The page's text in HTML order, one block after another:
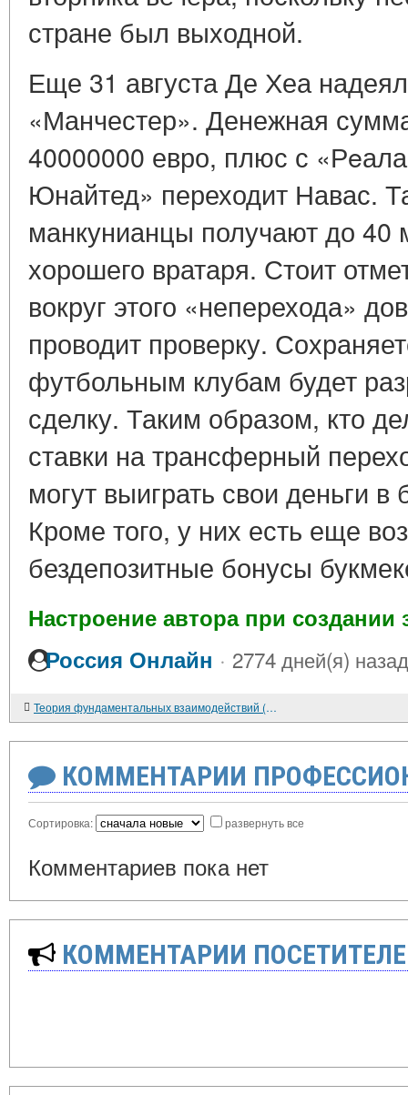
стране был выходной.
Еще 31 августа Де Хеа
«Манчестер». Денежная
40000000 евро, плюс с
Юнайтед» переходит Навас.
манкунианцы получают до
хорошего вратаря. Стоит
вокруг этого «неперехода»
проводит проверку.
футбольным клубам будет
сделку. Таким образом, кто
ставки на трансферный
могут выиграть свои деньги в
Кроме того, у них есть еще
бездепозитные бонусы
Настроение автора при создании
Россия Онлайн · 2774 дней(я) назад
Теория фундаментальных взаимодействий (Великое объединение состоялось)
КОММЕНТАРИИ
Сортировка: развернуть все
Комментариев пока нет
КОММЕНТАРИИ